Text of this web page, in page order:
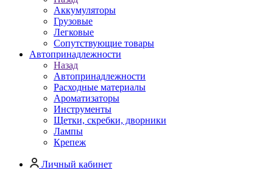
Аккумуляторы
Грузовые
Легковые
Сопутствующие товары
Автопринадлежности
Назад
Автопринадлежности
Расходные материалы
Ароматизаторы
Инструменты
Щетки, скребки, дворники
Лампы
Крепеж
Личный кабинет